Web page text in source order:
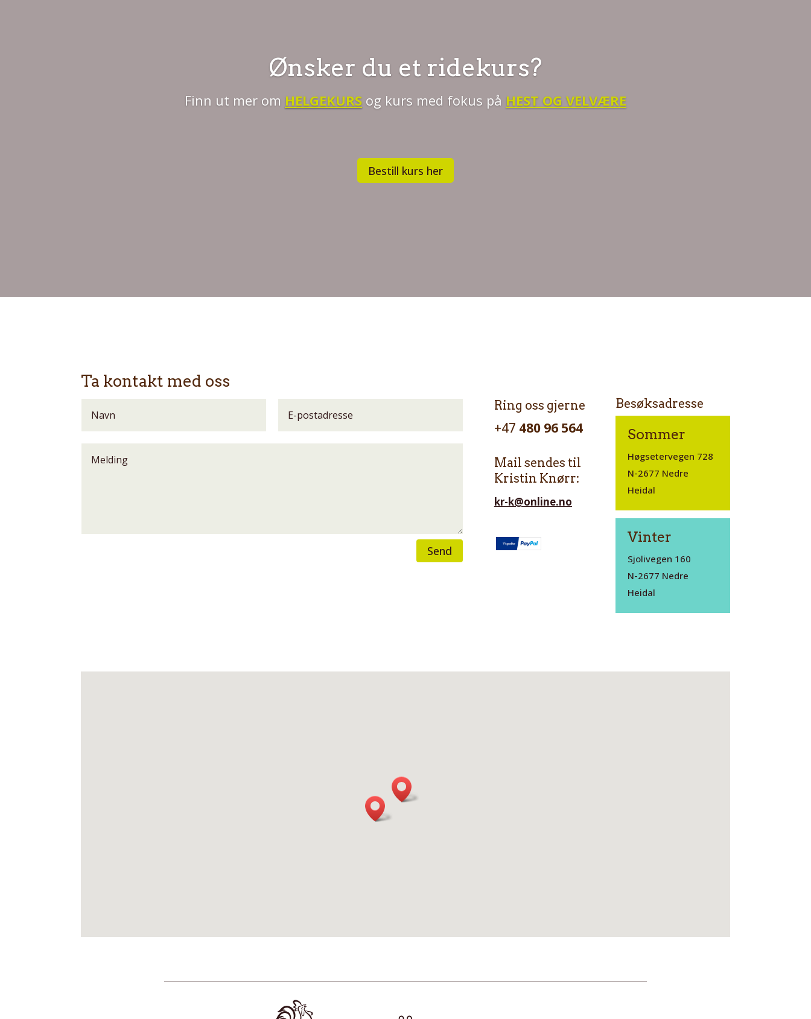
Ønsker du et ridekurs?
Finn ut mer om HELGEKURS og kurs med fokus på HEST OG VELVÆRE
Bestill kurs her
Ta kontakt med oss
Send
Ring oss gjerne
+47 480 96 564
Mail sendes til
Kristin Knørr:
kr-k@online.no
Besøksadresse
Sommer
Høgsetervegen 728
N-2677 Nedre
Heidal
Vinter
Sjolivegen 160
N-2677 Nedre
Heidal